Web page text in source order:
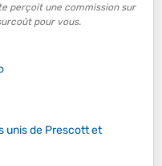
perçoit une commission sur
pour vous.
unis de Prescott et